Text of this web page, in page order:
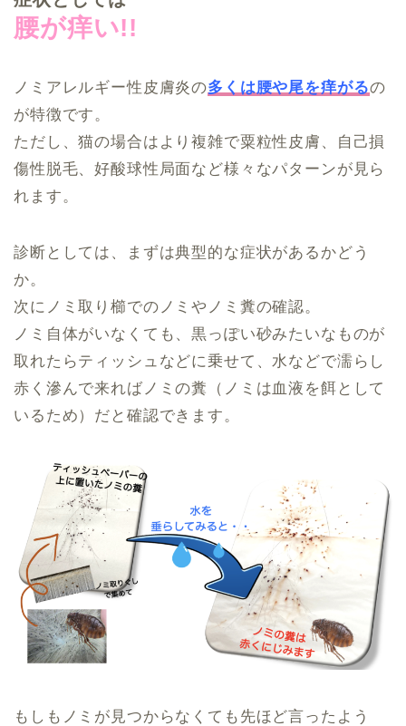
腰が痒い!!
ノミアレルギー性皮膚炎の多くは腰や尾を痒がるの
が特徴です。
ただし、猫の場合はより複雑で粟粒性皮膚、自己損
傷性脱毛、好酸球性局面など様々なパターンが見ら
れます。
診断としては、まずは典型的な症状があるかどう
か。
次にノミ取り櫛でのノミやノミ糞の確認。
ノミ自体がいなくても、黒っぽい砂みたいなものが
取れたらティッシュなどに乗せて、水などで濡らし
赤く滲んで来ればノミの糞（ノミは血液を餌として
いるため）だと確認できます。
もしもノミが見つからなくても先ほど言ったよう